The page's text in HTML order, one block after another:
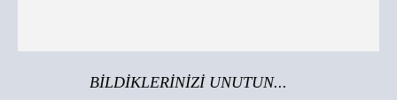
BİLDİKLERİNİZİ UNUTUN...